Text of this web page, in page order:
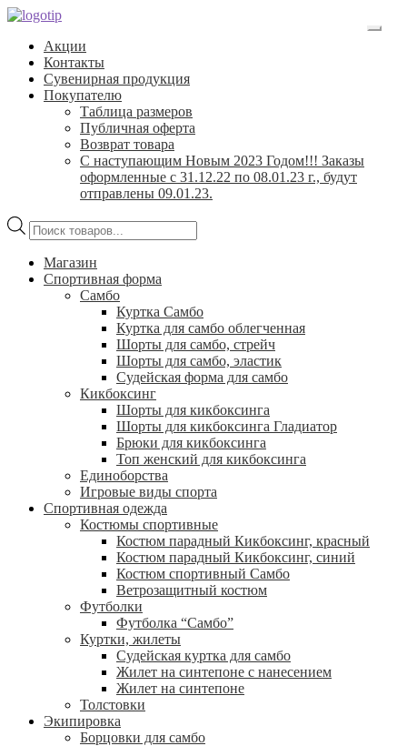
Перейти
навигации
Перейти
содержимому
Акции
Контакты
Сувенирная продукция
Покупателю
Таблица размеров
Публичная оферта
Возврат товара
С наступающим Новым 2023 Годом!!! Заказы
оформленные с 31.12.22 по 08.01.23 г., будут
отправлены 09.01.23.
Поиск
товаров
Магазин
Спортивная форма
Самбо
Куртка Самбо
Куртка для самбо облегченная
Шорты для самбо, стрейч
Шорты для самбо, эластик
Судейская форма для самбо
Кикбоксинг
Шорты для кикбоксинга
Шорты для кикбоксинга Гладиатор
Брюки для кикбоксинга
Топ женский для кикбоксинга
Единоборства
Игровые виды спорта
Спортивная одежда
Костюмы спортивные
Костюм парадный Кикбоксинг, красный
Костюм парадный Кикбоксинг, синий
Костюм спортивный Самбо
Ветрозащитный костюм
Футболки
Футболка “Самбо”
Куртки, жилеты
Судейская куртка для самбо
Жилет на синтепоне с нанесением
Жилет на синтепоне
Толстовки
Экипировка
Борцовки для самбо